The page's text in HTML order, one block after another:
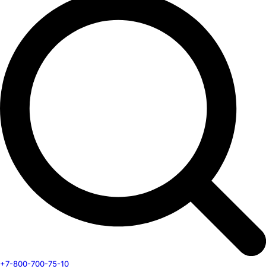
+7-800-700-75-10